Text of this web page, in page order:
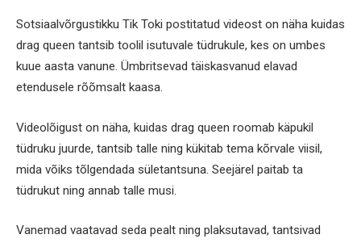
Sotsiaalvõrgustikku Tik Toki postitatud videost on näha kuidas
drag queen tantsib toolil isutuvale tüdrukule, kes on umbes
kuue aasta vanune. Ümbritsevad täiskasvanud elavad
etendusele rõõmsalt kaasa.
Videolõigust on näha, kuidas drag queen roomab käpukil
tüdruku juurde, tantsib talle ning kükitab tema kõrvale viisil,
mida võiks tõlgendada sületantsuna. Seejärel paitab ta
tüdrukut ning annab talle musi.
Vanemad vaatavad seda pealt ning plaksutavad, tantsivad